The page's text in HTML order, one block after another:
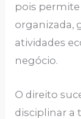
pois
organizada,
atividades
negócio.
O direito
disciplinar a